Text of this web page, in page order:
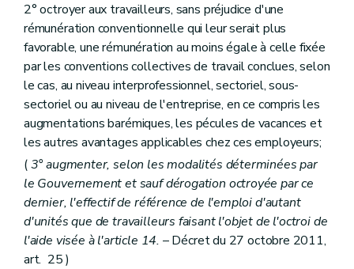
2° octroyer aux travailleurs, sans préjudice d'une
rémunération conventionnelle qui leur serait plus
favorable, une rémunération au moins égale à celle fixée
par les conventions collectives de travail conclues, selon
le cas, au niveau interprofessionnel, sectoriel, sous-
sectoriel ou au niveau de l'entreprise, en ce compris les
augmentations barémiques, les pécules de vacances et
les autres avantages applicables chez ces employeurs;
(3° augmenter, selon les modalités déterminées par
le Gouvernement et sauf dérogation octroyée par ce
dernier, l'effectif de référence de l'emploi d'autant
d'unités que de travailleurs faisant l'objet de l'octroi de
l'aide visée à l'article 14. – Décret du 27 octobre 2011,
art. 25 )